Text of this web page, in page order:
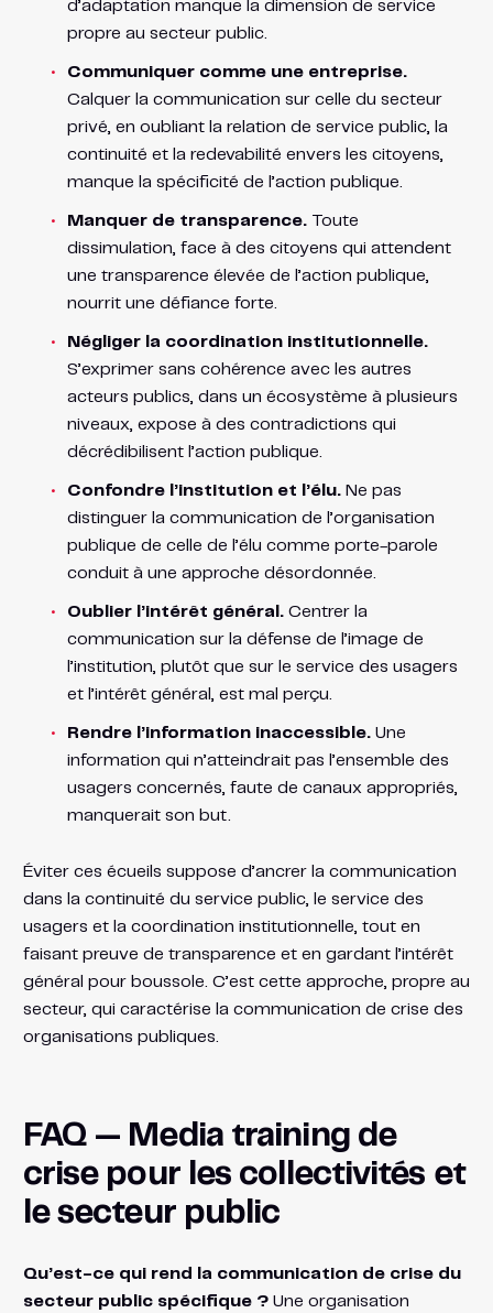
d’adaptation manque la dimension de service
propre au secteur public.
Communiquer comme une entreprise.
Calquer la communication sur celle du secteur
privé, en oubliant la relation de service public, la
continuité et la redevabilité envers les citoyens,
manque la spécificité de l’action publique.
Manquer de transparence.Toute
dissimulation, face à des citoyens qui attendent
une transparence élevée de l’action publique,
nourrit une défiance forte.
Négliger la coordination institutionnelle.
S’exprimer sans cohérence avec les autres
acteurs publics, dans un écosystème à plusieurs
niveaux, expose à des contradictions qui
décrédibilisent l’action publique.
Confondre l’institution et l’élu.Ne pas
distinguer la communication de l’organisation
publique de celle de l’élu comme porte-parole
conduit à une approche désordonnée.
Oublier l’intérêt général.Centrer la
communication sur la défense de l’image de
l’institution, plutôt que sur le service des usagers
et l’intérêt général, est mal perçu.
Rendre l’information inaccessible.Une
information qui n’atteindrait pas l’ensemble des
usagers concernés, faute de canaux appropriés,
manquerait son but.
Éviter ces écueils suppose d’ancrer la communication
dans la continuité du service public, le service des
usagers et la coordination institutionnelle, tout en
faisant preuve de transparence et en gardant l’intérêt
général pour boussole. C’est cette approche, propre au
secteur, qui caractérise la communication de crise des
organisations publiques.
FAQ — Media training de
crise pour les collectivités et
le secteur public
Qu’est-ce qui rend la communication de crise du
secteur public spécifique ?Une organisation